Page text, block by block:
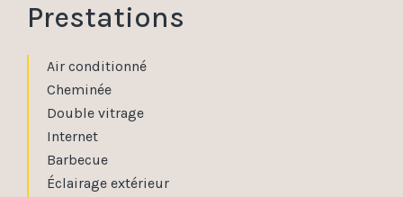
Prestations
Air conditionné
Cheminée
Double vitrage
Internet
Barbecue
Éclairage extérieur